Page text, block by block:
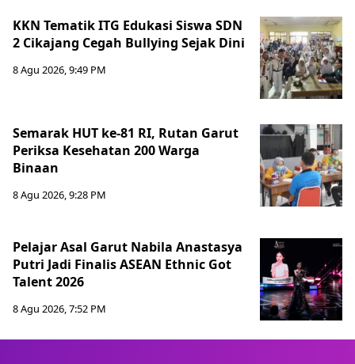
KKN Tematik ITG Edukasi Siswa SDN
2 Cikajang Cegah Bullying Sejak Dini
8 Agu 2026, 9:49 PM
Semarak HUT ke-81 RI, Rutan Garut
Periksa Kesehatan 200 Warga
Binaan
8 Agu 2026, 9:28 PM
Pelajar Asal Garut Nabila Anastasya
Putri Jadi Finalis ASEAN Ethnic Got
Talent 2026
8 Agu 2026, 7:52 PM